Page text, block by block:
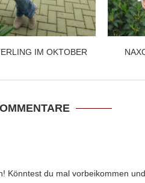
IM OKTOBER
Könntest du mal vorbeikommen